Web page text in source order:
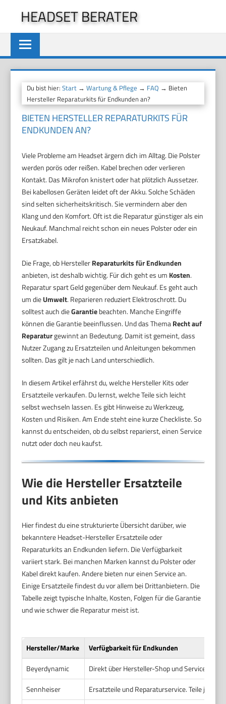
springen
HEADSET BERATER
Du bist hier:Start →Wartung & Pflege → FAQ → Bieten
Hersteller Reparaturkits für Endkunden an?
BIETEN HERSTELLER REPARATURKITS FÜR
ENDKUNDEN AN?
Viele Probleme am Headset ärgern dich im Alltag. Die Polster
werden porös oder reißen. Kabel brechen oder verlieren
Kontakt. Das Mikrofon knistert oder hat plötzlich Aussetzer.
Bei kabellosen Geräten leidet oft der Akku. Solche Schäden
sind selten sicherheitskritisch. Sie vermindern aber den
Klang und den Komfort. Oft ist die Reparatur günstiger als ein
Neukauf. Manchmal reicht schon ein neues Polster oder ein
Ersatzkabel.
Die Frage, ob HerstellerReparaturkits für Endkunden
anbieten, ist deshalb wichtig. Für dich geht es um Kosten.
Reparatur spart Geld gegenüber dem Neukauf. Es geht auch
um dieUmwelt. Reparieren reduziert Elektroschrott. Du
solltest auch dieGarantiebeachten. Manche Eingriffe
können die Garantie beeinflussen. Und das ThemaRecht auf
Reparaturgewinnt an Bedeutung. Damit ist gemeint, dass
Nutzer Zugang zu Ersatzteilen und Anleitungen bekommen
sollten. Das gilt je nach Land unterschiedlich.
In diesem Artikel erfährst du, welche Hersteller Kits oder
Ersatzteile verkaufen. Du lernst, welche Teile sich leicht
selbst wechseln lassen. Es gibt Hinweise zu Werkzeug,
Kosten und Risiken. Am Ende steht eine kurze Checkliste. So
kannst du entscheiden, ob du selbst reparierst, einen Service
nutzt oder doch neu kaufst.
Wie die Hersteller Ersatzteile
und Kits anbieten
Hier findest du eine strukturierte Übersicht darüber, wie
bekanntere Headset-Hersteller Ersatzteile oder
Reparaturkits an Endkunden liefern. Die Verfügbarkeit
variiert stark. Bei manchen Marken kannst du Polster oder
Kabel direkt kaufen. Andere bieten nur einen Service an.
Einige Ersatzteile findest du vor allem bei Drittanbietern. Die
Tabelle zeigt typische Inhalte, Kosten, Folgen für die Garantie
und wie schwer die Reparatur meist ist.
Hersteller/Marke
Verfügbarkeit für Endkunden
Beyerdynamic
Direkt über Hersteller-Shop und Service
Sennheiser
Ersatzteile und Reparaturservice. Teile je